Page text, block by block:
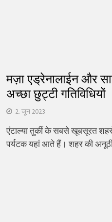
मज़ा एड्रेनालाईन और
अच्छा छुट्टी गतिविधियों
2. जून 2023
एंटाल्या तुर्की के सबसे खूबसूरत
पर्यटक यहां आते हैं। शहर की